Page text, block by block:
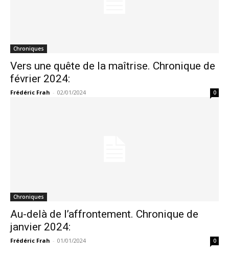
Chroniques
Vers une quête de la maîtrise. Chronique de
février 2024:
Frédéric Frah - 02/01/2024 0
Chroniques
Au-delà de l’affrontement. Chronique de
janvier 2024:
Frédéric Frah - 01/01/2024 0